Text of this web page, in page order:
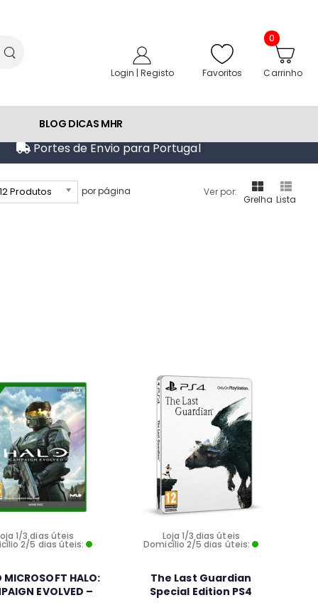
Login | Registo Favoritos
0
Carrinho
BLOG DICAS MHR
Portes de Envio para Portugal
12 Produtos por página Ver por:
Grelha Lista
1/3 dias úteis
2/5 dias úteis:
HALO:
EVOLVED –
Loja 1/3 dias úteis
Domicílio 2/5 dias úteis:
The Last Guardian
Special Edition PS4